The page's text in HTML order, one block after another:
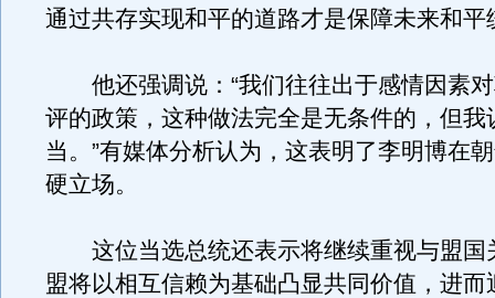
通过共存实现和平的道路才是保障未来和平
他还强调说：“我们往往出于感情因素对
评的政策，这种做法完全是无条件的，但我
当。”有媒体分析认为，这表明了李明博在
硬立场。
这位当选总统还表示将继续重视与盟国
盟将以相互信赖为基础凸显共同价值，进而